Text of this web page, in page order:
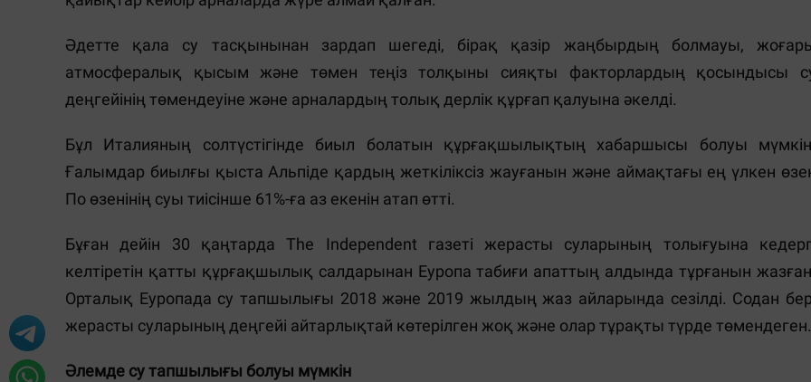
Әдетте қала су тасқынынан зардап шегеді, бірақ қазір жаңбырдың болмауы,
атмосфералық қысым және төмен теңіз толқыны сияқты факторлардың қосындысы
деңгейінің төмендеуіне және арналардың толық дерлік құрғап қалуына әкелді.
Бұл Италияның солтүстігінде биыл болатын құрғақшылықтың хабаршысы болуы
Ғалымдар биылғы қыста Альпіде қардың жеткіліксіз жауғанын және аймақтағы ең үлкен
По өзенінің суы тиісінше 61%-ға аз екенін атап өтті.
Бұған дейін 30 қаңтарда The Independent газеті жерасты суларының толығуына
келтіретін қатты құрғақшылық салдарынан Еуропа табиғи апаттың алдында тұрғанын
Орталық Еуропада су тапшылығы 2018 және 2019 жылдың жаз айларында сезілді. Содан
жерасты суларының деңгейі айтарлықтай көтерілген жоқ және олар тұрақты түрде төмендеген.
Әлемде су тапшылығы болуы мүмкін